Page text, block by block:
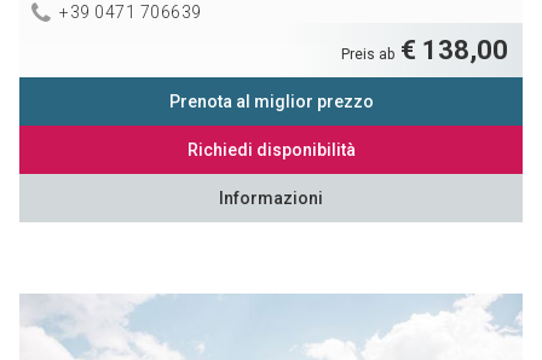
+39 0471 706639
Preis ab € 138,00
Prenota al miglior prezzo
Richiedi disponibilità
Informazioni